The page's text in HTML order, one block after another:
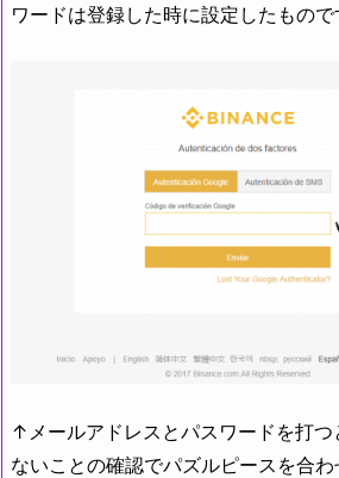
ワードは登録した時に設定したもので
↑メールアドレスとパスワードを打つ
ないことの確認でパズルピースを合わ